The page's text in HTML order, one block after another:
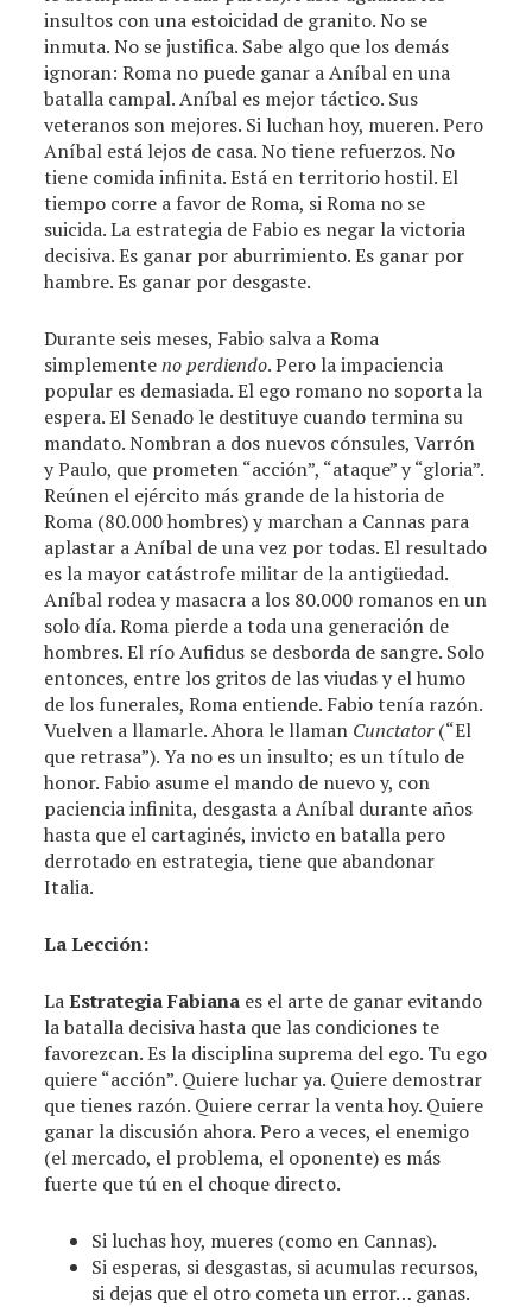
insultos con una estoicidad de granito. No se
inmuta. No se justifica. Sabe algo que los demás
ignoran: Roma no puede ganar a Aníbal en una
batalla campal. Aníbal es mejor táctico. Sus
veteranos son mejores. Si luchan hoy, mueren. Pero
Aníbal está lejos de casa. No tiene refuerzos. No
tiene comida infinita. Está en territorio hostil. El
tiempo corre a favor de Roma, si Roma no se
suicida. La estrategia de Fabio es negar la victoria
decisiva. Es ganar por aburrimiento. Es ganar por
hambre. Es ganar por desgaste.
Durante seis meses, Fabio salva a Roma
simplementeno perdiendo. Pero la impaciencia
popular es demasiada. El ego romano no soporta la
espera. El Senado le destituye cuando termina su
mandato. Nombran a dos nuevos cónsules, Varrón
y Paulo, que prometen “acción”, “ataque” y “gloria”.
Reúnen el ejército más grande de la historia de
Roma (80.000 hombres) y marchan a Cannas para
aplastar a Aníbal de una vez por todas. El resultado
es la mayor catástrofe militar de la antigüedad.
Aníbal rodea y masacra a los 80.000 romanos en un
solo día. Roma pierde a toda una generación de
hombres. El río Aufidus se desborda de sangre. Solo
entonces, entre los gritos de las viudas y el humo
de los funerales, Roma entiende. Fabio tenía razón.
Vuelven a llamarle. Ahora le llaman Cunctator(“El
que retrasa”). Ya no es un insulto; es un título de
honor. Fabio asume el mando de nuevo y, con
paciencia infinita, desgasta a Aníbal durante años
hasta que el cartaginés, invicto en batalla pero
derrotado en estrategia, tiene que abandonar
Italia.
La Lección:
LaEstrategia Fabiana es el arte de ganar evitando
la batalla decisiva hasta que las condiciones te
favorezcan. Es la disciplina suprema del ego. Tu ego
quiere “acción”. Quiere luchar ya. Quiere demostrar
que tienes razón. Quiere cerrar la venta hoy. Quiere
ganar la discusión ahora. Pero a veces, el enemigo
(el mercado, el problema, el oponente) es más
fuerte que tú en el choque directo.
Si luchas hoy, mueres (como en Cannas).
Si esperas, si desgastas, si acumulas recursos,
si dejas que el otro cometa un error… ganas.